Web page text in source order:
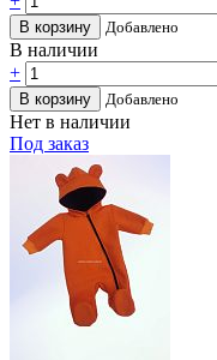
В корзину Добавлено
В наличии
+
В корзину Добавлено
Нет в наличии
Под заказ